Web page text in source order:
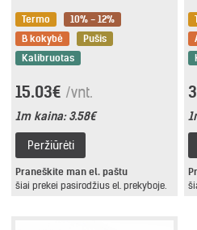
Termo
10% - 12%
B kokybė
Pušis
Kalibruotas
15.03€ /vnt.
1m kaina:3.58€
Peržiūrėti
Praneškite man el. paštu
šiai prekei pasirodžius el. prekyboje.